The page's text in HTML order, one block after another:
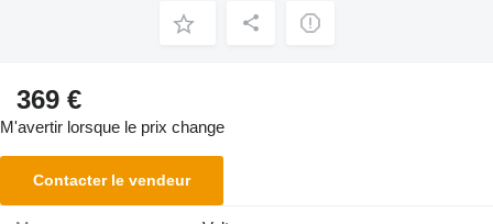
369 €
M'avertir lorsque le prix change
Contacter le vendeur